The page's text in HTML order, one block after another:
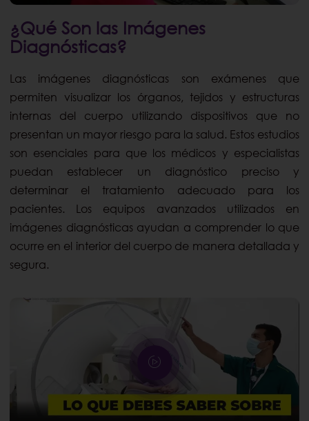
¿Qué Son las Imágenes
Diagnósticas?
Las imágenes diagnósticas son exámenes que
permiten visualizar los órganos, tejidos y estructuras
internas del cuerpo utilizando dispositivos que no
presentan un mayor riesgo para la salud. Estos estudios
son esenciales para que los médicos y especialistas
puedan establecer un diagnóstico preciso y
determinar el tratamiento adecuado para los
pacientes. Los equipos avanzados utilizados en
imágenes diagnósticas ayudan a comprender lo que
ocurre en el interior del cuerpo de manera detallada y
segura.